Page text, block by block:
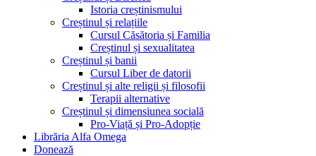
Istoria creștinismului
Creștinul și relațiile
Cursul Căsătoria și Familia
Creștinul și sexualitatea
Creștinul și banii
Cursul Liber de datorii
Creștinul și alte religii și filosofii
Terapii alternative
Creștinul și dimensiunea socială
Pro-Viață și Pro-Adopție
Librăria Alfa Omega
Donează